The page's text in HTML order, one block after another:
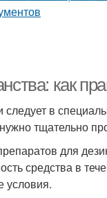
как
следует в
тщательно
для
средства в
условия.